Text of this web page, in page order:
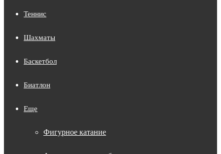
Теннис
Шахматы
Баскетбол
Биатлон
Еще
Фигурное катание